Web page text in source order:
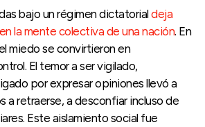
bajo un régimen dictatorialdeja
la mente colectiva de una nación. En
miedo se convirtieron en
El temor a ser vigilado,
por expresar opiniones llevó a
a retraerse, a desconfiar incluso de
Este aislamiento social fue